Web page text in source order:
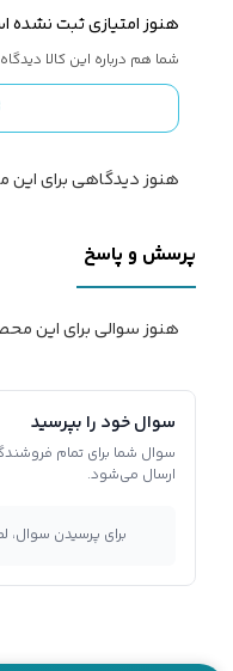
هنوز امتیازی ثبت نشده
شما هم درباره این کالا
هنوز دیدگاهی برای
پرسش و پاسخ
هنوز سوالی برای این
سوال خود را بپرسید
ارسال می‌شود.
برای پرسیدن سوال،